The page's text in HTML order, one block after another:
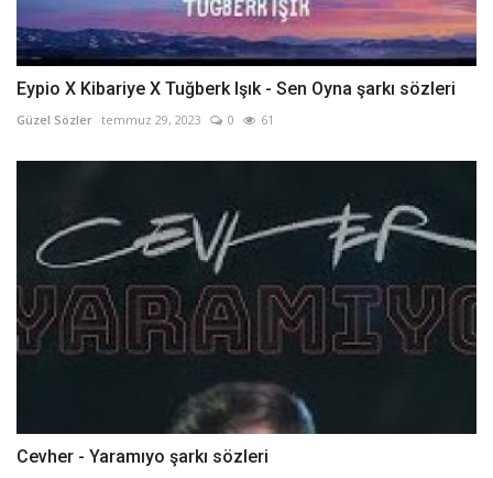
Eypio X Kibariye X Tuğberk Işık - Sen Oyna şarkı sözleri
Güzel Sözler temmuz 29, 2023 0 61
Cevher - Yaramıyo şarkı sözleri